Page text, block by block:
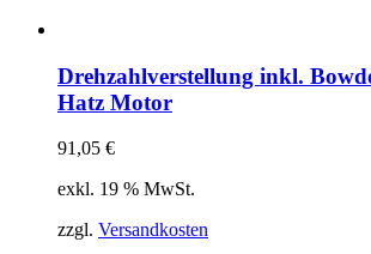
Drehzahlverstellung inkl.
Hatz Motor
91,05 €
exkl. 19 % MwSt.
zzgl. Versandkosten